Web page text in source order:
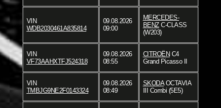
VIN
WDB2030461A835814
09.08.2026
09:00
MERCEDES-
BENZC-CLASS
(W203)
VIN
VF73AAHXTFJ524318
09.08.2026
08:55
CITROËN C4
Grand Picasso II
VIN
TMBJG9NE2F0143324
09.08.2026
08:49
SKODAOCTAVIA
III Combi (5E5)